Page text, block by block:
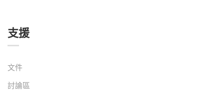
支援
文件
討論區